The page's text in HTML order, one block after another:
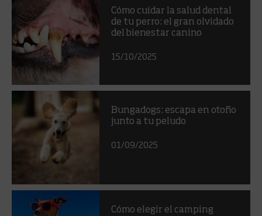
Cómo cuidar la salud dental
de tu perro: el gran olvidado
del bienestar canino
15/10/2025
Bungadogs: escapa en otoño
junto a tu peludo
01/09/2025
Cómo elegir el camping